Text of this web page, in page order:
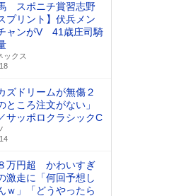
馬 スポニチ賞習志野
プリント】伏兵メン
ャンがV 41歳庄司騎
ックス
ズドリームが無傷２
ところ注文がない」
サッポロクラシックC
万円超 かわいすぎ
激走に「何回予想し
ｗ」「どうやったら